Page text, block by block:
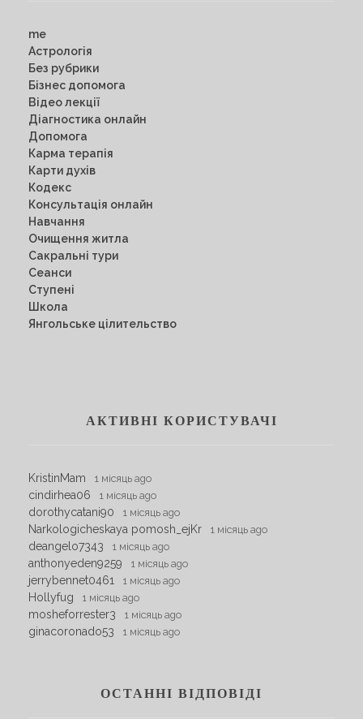
me
Астрологія
Без рубрики
Бізнес допомога
Відео лекції
Діагностика онлайн
Допомога
Карма терапія
Карти духів
Кодекс
Консультація онлайн
Навчання
Очищення житла
Сакральні тури
Сеанси
Ступені
Школа
Янгольське цілительство
АКТИВНІ КОРИСТУВАЧІ
KristinMam 1 місяць ago
cindirhea06 1 місяць ago
dorothycatani90 1 місяць ago
Narkologicheskaya pomosh_ejKr 1 місяць ago
deangelo7343 1 місяць ago
anthonyeden9259 1 місяць ago
jerrybennet0461 1 місяць ago
Hollyfug 1 місяць ago
mosheforrester3 1 місяць ago
ginacoronado53 1 місяць ago
ОСТАННІ ВІДПОВІДІ